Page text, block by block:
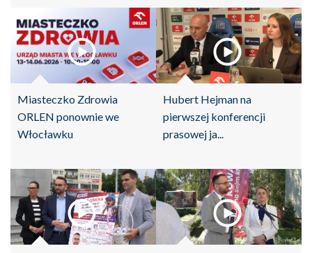
Miasteczko Zdrowia
ORLEN ponownie we
Włocławku
Hubert Hejman na
pierwszej konferencji
prasowej ja...